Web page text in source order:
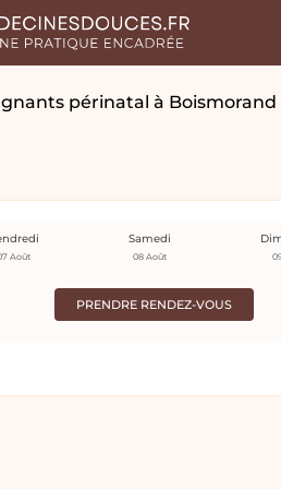
périnatal à Boismorand
PRENDRE RENDEZ-VOUS
Août
Samedi
08 Août